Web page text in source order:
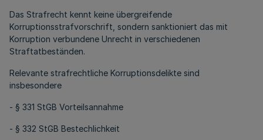
Das Strafrecht kennt keine übergreifende
Korruptionsstrafvorschrift, sondern sanktioniert das mit
Korruption verbundene Unrecht in verschiedenen
Straftatbeständen.
Relevante strafrechtliche Korruptionsdelikte sind
insbesondere
- § 331 StGB Vorteilsannahme
- § 332 StGB Bestechlichkeit